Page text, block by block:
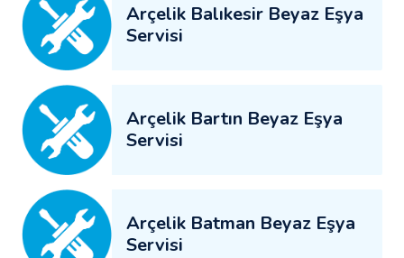
Arçelik Balıkesir Beyaz Eşya
Servisi
Arçelik Bartın Beyaz Eşya
Servisi
Arçelik Batman Beyaz Eşya
Servisi